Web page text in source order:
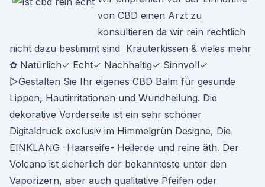
von CBD einen Arzt zu
konsultieren da wir rein rechtlich
nicht dazu bestimmt sind Kräuterkissen & vieles mehr
✿ Natürlich✓ Echt✓ Nachhaltig✓ Sinnvoll✓
▻Gestalten Sie Ihr eigenes CBD Balm für gesunde
Lippen, Hautirritationen und Wundheilung. Die
dekorative Vorderseite ist ein sehr schöner
Digitaldruck exclusiv im Himmelgrün Designe, Die
EINKLANG -Haarseife- Heilerde und reine äth. Der
Volcano ist sicherlich der bekannteste unter den
Vaporizern, aber auch qualitative Pfeifen oder